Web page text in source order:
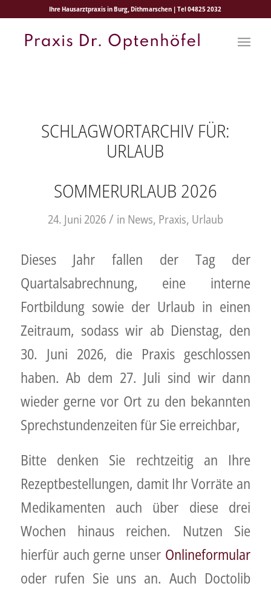
Ihre Hausarztpraxis in Burg, Dithmarschen | Tel 04825 2032
SCHLAGWORTARCHIV FÜR:
URLAUB
SOMMERURLAUB 2026
24. Juni 2026 / in News, Praxis, Urlaub
Dieses Jahr fallen der Tag der
Quartalsabrechnung, eine interne
Fortbildung sowie der Urlaub in einen
Zeitraum, sodass wir ab Dienstag, den
30. Juni 2026, die Praxis geschlossen
haben. Ab dem 27. Juli sind wir dann
wieder gerne vor Ort zu den bekannten
Sprechstundenzeiten für Sie erreichbar,
Bitte denken Sie rechtzeitig an Ihre
Rezeptbestellungen, damit Ihr Vorräte an
Medikamenten auch über diese drei
Wochen hinaus reichen. Nutzen Sie
hierfür auch gerne unser Onlineformular
oder rufen Sie uns an. Auch Doctolib